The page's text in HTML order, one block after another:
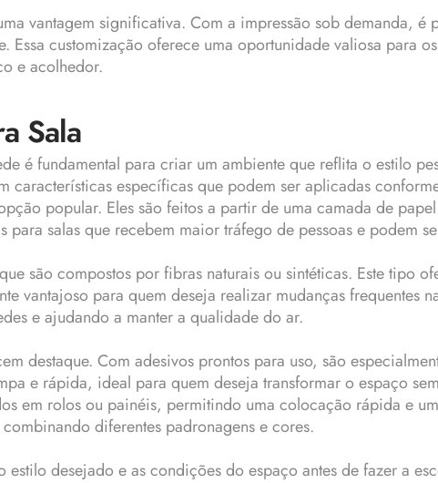
vantagem significativa. Com a impressão sob demanda,
Essa customização oferece uma oportunidade valiosa para
e acolhedor.
Sala
é fundamental para criar um ambiente que reflita o estilo
específicas que podem ser aplicadas
popular. Eles são feitos a partir de uma camada de
salas que recebem maior tráfego de pessoas e podem
são compostos por fibras naturais ou sintéticas. Este tipo
vantajoso para quem deseja realizar mudanças frequentes
e ajudando a manter a qualidade do ar.
destaque. Com adesivos prontos para uso, são
e rápida, ideal para quem deseja transformar o espaço
em rolos ou painéis, permitindo uma colocação rápida e
diferentes padronagens e cores.
desejado e as condições do espaço antes de fazer a